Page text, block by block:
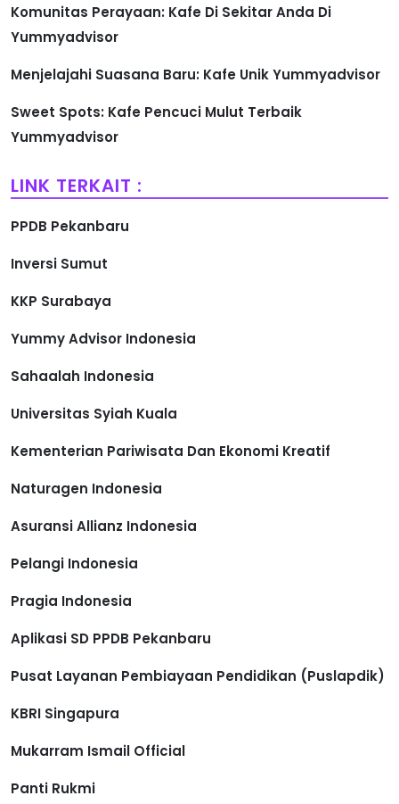
Komunitas Perayaan: Kafe Di Sekitar Anda Di
Yummyadvisor
Menjelajahi Suasana Baru: Kafe Unik Yummyadvisor
Sweet Spots: Kafe Pencuci Mulut Terbaik
Yummyadvisor
LINK TERKAIT :
PPDB Pekanbaru
Inversi Sumut
KKP Surabaya
Yummy Advisor Indonesia
Sahaalah Indonesia
Universitas Syiah Kuala
Kementerian Pariwisata Dan Ekonomi Kreatif
Naturagen Indonesia
Asuransi Allianz Indonesia
Pelangi Indonesia
Pragia Indonesia
Aplikasi SD PPDB Pekanbaru
Pusat Layanan Pembiayaan Pendidikan (Puslapdik)
KBRI Singapura
Mukarram Ismail Official
Panti Rukmi